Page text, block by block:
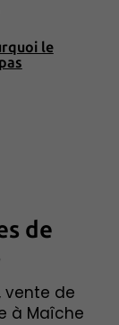
le
de
vente de
à Maîche